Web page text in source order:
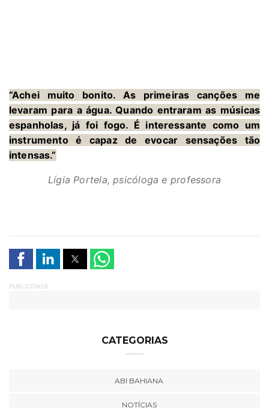
“Achei muito bonito. As primeiras canções me
levaram para a água. Quando entraram as músicas
espanholas, já foi fogo. É interessante como um
instrumento é capaz de evocar sensações tão
intensas.”
Lígia Portela, psicóloga e professora
PUBLICIDADE
CATEGORIAS
ABI BAHIANA
NOTÍCIAS